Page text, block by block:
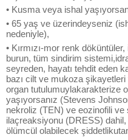
• Kusma veya ishal
• 65 yaş ve üzerindeyseniz
nedeniyle),
• Kırmızı-mor renk
burun, tüm sindirim
seyreden, hayatı tehdit eden
bazı cilt ve mukoza
organ tutulumuylakarakterize
yaşıyorsanız (Stevens
nekroliz (TEN) ve eozinofili
ilaçreaksiyonu (DRESS)
ölümcül olabilecek